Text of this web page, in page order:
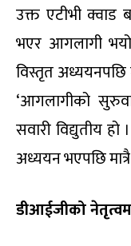
उक्त एटीभी क्वाड
भएर आगलागी
विस्तृत अध्ययनपछि
‘आगलागीको
सवारी विद्युतीय
अध्ययन भएपछि
डीआईजीको